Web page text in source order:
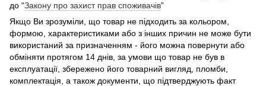
до “Закону про захист прав споживачів”
Якщо Ви зрозуміли, що товар не підходить за кольором,
формою, характеристиками або з інших причин не може бути
використаний за призначенням - його можна повернути або
обміняти протягом 14 днів, за умови що товар не був в
експлуатації, збережено його товарний вигляд, пломби,
комплектація, а також документи, що підтверджують факт